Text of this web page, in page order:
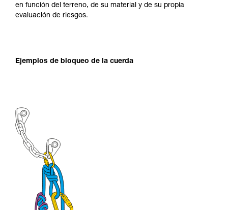
en función del terreno, de su material y de su propia
evaluación de riesgos.
Ejemplos de bloqueo de la cuerda